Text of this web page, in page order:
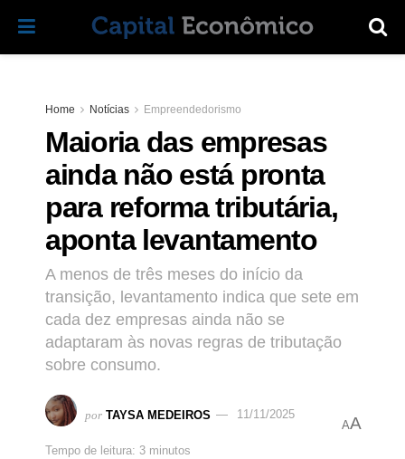
Home Notícias Empreendedorismo
Maioria das empresas
ainda não está pronta
para reforma tributária,
aponta levantamento
A menos de três meses do início da
transição, levantamento indica que sete em
cada dez empresas ainda não se
adaptaram às novas regras de tributação
sobre consumo.
por TAYSA MEDEIROS 11/11/2025
Tempo de leitura: 3 minutos
AA